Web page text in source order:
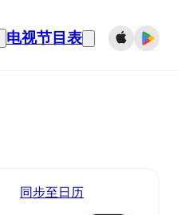
电视节目表
同步至日历